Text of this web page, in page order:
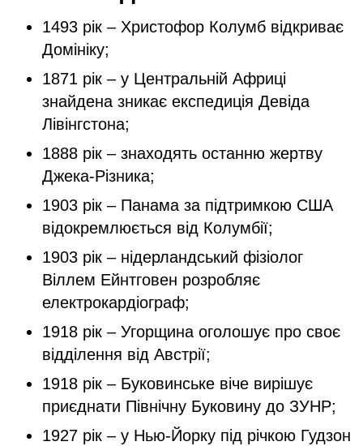
1493 рік – Христофор Колумб відкриває
Домініку;
1871 рік – у Центральній Африці
знайдена зникає експедиція Девіда
Лівінгстона;
1888 рік – знаходять останню жертву
Джека-Різника;
1903 рік – Панама за підтримкою США
відокремлюється від Колумбії;
1903 рік – нідерландський фізіолог
Віллем Ейнтговен розробляє
електрокардіограф;
1918 рік – Угорщина оголошує про своє
відділення від Австрії;
1918 рік – Буковинське віче вирішує
приєднати Північну Буковину до ЗУНР;
1927 рік – у Нью-Йорку під річкою Гудзон